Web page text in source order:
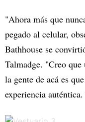
"Ahora más que
pegado al celular,
Bathhouse se
Talmadge. "Creo que
la gente de acá es
experiencia